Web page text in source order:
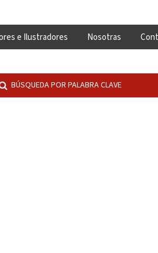
e Ilustradores Nosotras